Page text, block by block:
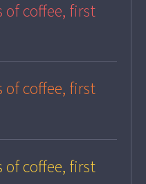
of coffee, first
of coffee, first
of coffee, first